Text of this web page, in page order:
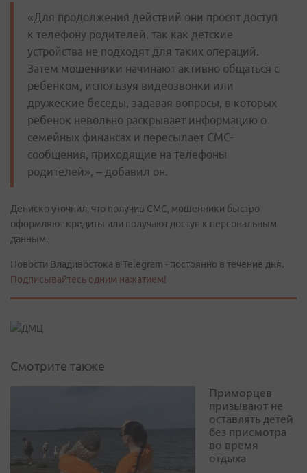
«Для продолжения действий они просят доступ
к телефону родителей, так как детские
устройства не подходят для таких операций.
Затем мошенники начинают активно общаться с
ребенком, используя видеозвонки или
дружеские беседы, задавая вопросы, в которых
ребенок невольно раскрывает информацию о
семейных финансах и пересылает СМС-
сообщения, приходящие на телефоны
родителей», – добавил он.
Дениско уточнил, что получив СМС, мошенники быстро
оформляют кредиты или получают доступ к персональным
данным.
Новости Владивостока в Telegram - постоянно в течение дня.
Подписывайтесь одним нажатием!
Смотрите также
Приморцев
призывают не
оставлять детей
без присмотра
во время
отдыха